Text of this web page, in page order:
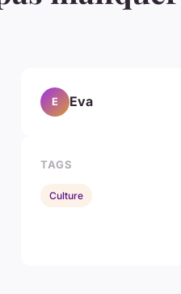
E Eva
TAGS
Culture